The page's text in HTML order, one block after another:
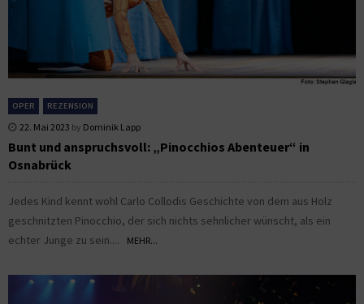
OPER REZENSION
22. Mai 2023 by Dominik Lapp
Bunt und anspruchsvoll: „Pinocchios Abenteuer“ in
Osnabrück
Jedes Kind kennt wohl Carlo Collodis Geschichte von dem aus Holz
geschnitzten Pinocchio, der sich nichts sehnlicher wünscht, als ein
echter Junge zu sein....
MEHR...